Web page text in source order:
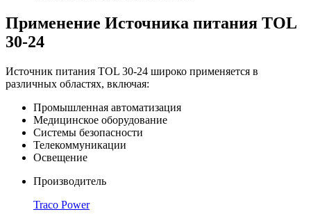
Применение Источника питания TOL
30-24
Источник питания TOL 30-24 широко применяется в
различных областях, включая:
Промышленная автоматизация
Медицинское оборудование
Системы безопасности
Телекоммуникации
Освещение
Производитель
Traco Power